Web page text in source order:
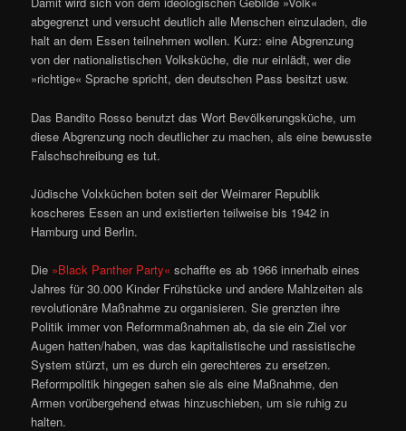
abgegrenzt und versucht deutlich alle Menschen einzuladen, die
halt an dem Essen teilnehmen wollen. Kurz: eine Abgrenzung
von der nationalistischen Volksküche, die nur einlädt, wer die
»richtige« Sprache spricht, den deutschen Pass besitzt usw.
Das Bandito Rosso benutzt das Wort Bevölkerungsküche, um
diese Abgrenzung noch deutlicher zu machen, als eine bewusste
Falschschreibung es tut.
Jüdische Volxküchen boten seit der Weimarer Republik
koscheres Essen an und existierten teilweise bis 1942 in
Hamburg und Berlin.
Die »Black Panther Party« schaffte es ab 1966 innerhalb eines
Jahres für 30.000 Kinder Frühstücke und andere Mahlzeiten als
revolutionäre Maßnahme zu organisieren. Sie grenzten ihre
Politik immer von Reformmaßnahmen ab, da sie ein Ziel vor
Augen hatten/haben, was das kapitalistische und rassistische
System stürzt, um es durch ein gerechteres zu ersetzen.
Reformpolitik hingegen sahen sie als eine Maßnahme, den
Armen vorübergehend etwas hinzuschieben, um sie ruhig zu
halten.